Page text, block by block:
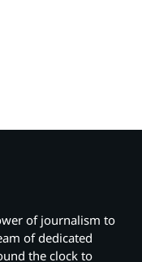
of journalism to
of dedicated
the clock to